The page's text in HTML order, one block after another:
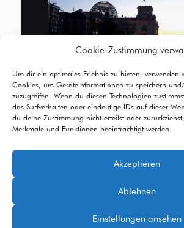
Cookie-Zustimmung
Um dir ein optimales Erlebnis zu bieten, verwenden
Cookies, um Geräteinformationen zu speichern
zuzugreifen. Wenn du diesen Technologien
das Surfverhalten oder eindeutige IDs auf dieser
du deine Zustimmung nicht erteilst oder
Merkmale und Funktionen beeinträchtigt werden.
Akzeptieren
Ablehnen
Einstellungen ansehen
© 2026 Betheme byMuffin group